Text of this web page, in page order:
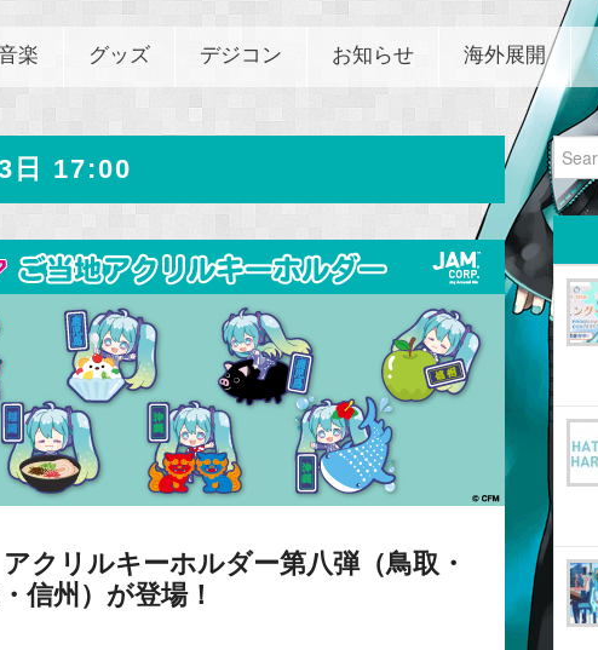
楽 グッズ デジコン お知らせ 海外展開
日 17:00
クリルキーホルダー第八弾（鳥取・
信州）が登場！
Search
for: